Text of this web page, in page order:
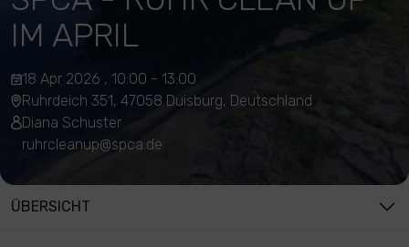
IM APRIL
18 Apr 2026 , 10:00 - 13:00
Ruhrdeich 351, 47058 Duisburg, Deutschland
Diana Schuster
ruhrcleanup@spca.de
ÜBERSICHT